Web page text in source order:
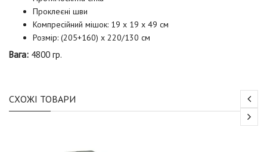
Проклеєні шви
Компресійний мішок: 19 x 19 х 49 см
Розмір: (205+160) x 220/130 см
Вага: 4800 гр.
СХОЖІ ТОВАРИ